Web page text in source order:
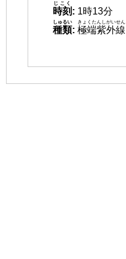
時刻
じこく
: 1時13分
種類
しゅるい
: 極端紫外線
きょくたんしがいせん